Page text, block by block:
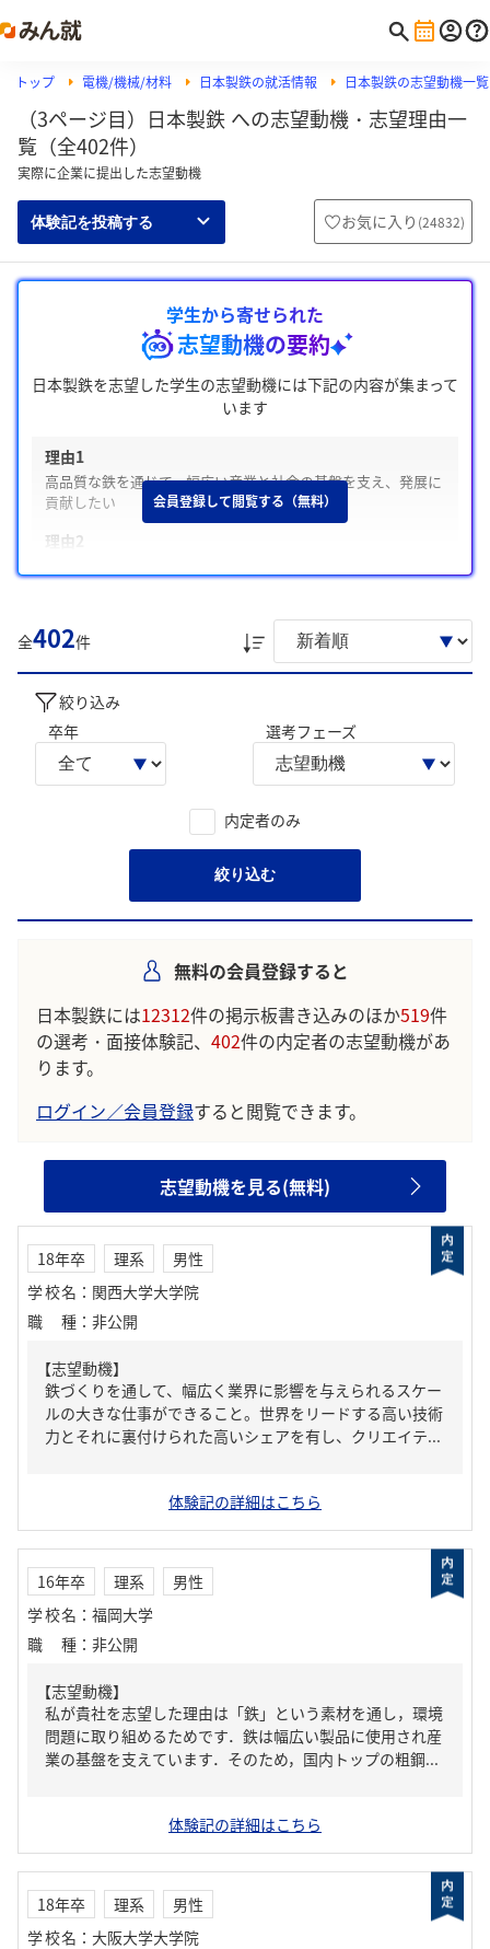
トップ 電機/機械/材料 日本製鉄の就活情報 日本製鉄の志望動機一覧
（3ページ目）日本製鉄 への志望動機・志望理由一
覧（全402件）
実際に企業に提出した志望動機
体験記を投稿する お気に入り (24832)
学生から寄せられた
志望動機の要約
日本製鉄を志望した学生の志望動機には下記の内容が集まって
います
理由1
高品質な鉄を通じて、幅広い産業と社会の基盤を支え、発展に
貢献したい
理由2
つ挑戦をしたい
理由3
カーボンニュートラルなど環境課題への挑戦に共感し、事業で
貢献したい
学生の声を就職活動の参考にしましょう。
※AIを使用し、過去3年間のユーザー投稿を要約しています。実際
のユーザの投稿は下記の一覧からご確認ください。
会員登録して閲覧する（無料）
全402件
絞り込み
卒年
選考フェーズ
内定者のみ
絞り込む
無料の会員登録すると
日本製鉄には12312件の掲示板書き込みのほか519件
の選考・面接体験記、 402件の内定者の志望動機があ
ります。
ログイン／会員登録すると閲覧できます。
志望動機を見る(無料)
18年卒 理系
男性
学校名 ： 関西大学大学院
職種 ： 非公開
【志望動機】
鉄づくりを通して、幅広く業界に影響を与えられるスケー
ルの大きな仕事ができること。世界をリードする高い技術
力とそれに裏付けられた高いシェアを有し、クリエイテ...
体験記の詳細はこちら
16年卒 理系
男性
学校名 ： 福岡大学
職種 ： 非公開
【志望動機】
私が貴社を志望した理由は「鉄」という素材を通し，環境
問題に取り組めるためです．鉄は幅広い製品に使用され産
業の基盤を支えています．そのため，国内トップの粗鋼...
体験記の詳細はこちら
18年卒 理系
男性
学校名 ： 大阪大学大学院